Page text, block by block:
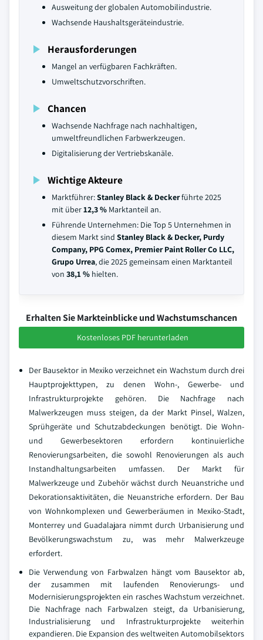
Ausweitung der globalen Automobilindustrie.
Wachsende Haushaltsgeräteindustrie.
Herausforderungen
Mangel an verfügbaren Fachkräften.
Umweltschutzvorschriften.
Chancen
Wachsende Nachfrage nach nachhaltigen,
umweltfreundlichen Farbwerkzeugen.
Digitalisierung der Vertriebskanäle.
Wichtige Akteure
Marktführer:Stanley Black & Deckerführte 2025
mit über12,3 % Marktanteil an.
Führende Unternehmen: Die Top 5 Unternehmen in
diesem Markt sind Stanley Black & Decker, Purdy
Company, PPG Comex, Premier Paint Roller Co LLC,
Grupo Urrea, die 2025 gemeinsam einen Marktanteil
von 38,1 % hielten.
Erhalten Sie Markteinblicke und Wachstumschancen
Kostenloses PDF herunterladen
Der Bausektor in Mexiko verzeichnet ein Wachstum durch drei
Hauptprojekttypen, zu denen Wohn-, Gewerbe- und
Infrastrukturprojekte gehören. Die Nachfrage nach
Malwerkzeugen muss steigen, da der Markt Pinsel, Walzen,
Sprühgeräte und Schutzabdeckungen benötigt. Die Wohn-
und Gewerbesektoren erfordern kontinuierliche
Renovierungsarbeiten, die sowohl Renovierungen als auch
Instandhaltungsarbeiten umfassen. Der Markt für
Malwerkzeuge und Zubehör wächst durch Neuanstriche und
Dekorationsaktivitäten, die Neuanstriche erfordern. Der Bau
von Wohnkomplexen und Gewerberäumen in Mexiko-Stadt,
Monterrey und Guadalajara nimmt durch Urbanisierung und
Bevölkerungswachstum zu, was mehr Malwerkzeuge
erfordert.
Die Verwendung von Farbwalzen hängt vom Bausektor ab,
der zusammen mit laufenden Renovierungs- und
Modernisierungsprojekten ein rasches Wachstum verzeichnet.
Die Nachfrage nach Farbwalzen steigt, da Urbanisierung,
Industrialisierung und Infrastrukturprojekte weiterhin
expandieren. Die Expansion des weltweiten Automobilsektors